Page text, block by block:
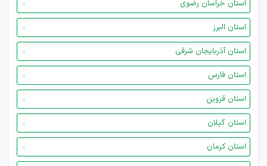
استان خراسان رضوی
استان البرز
استان آذربایجان شرقی
استان فارس
استان قزوین
استان گیلان
استان کرمان